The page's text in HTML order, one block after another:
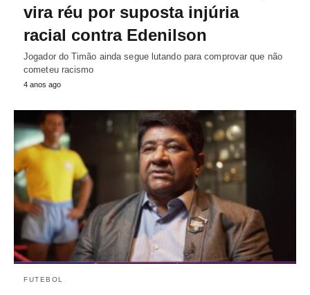
vira réu por suposta injúria
racial contra Edenilson
Jogador do Timão ainda segue lutando para comprovar que não
cometeu racismo
4 anos ago
FUTEBOL